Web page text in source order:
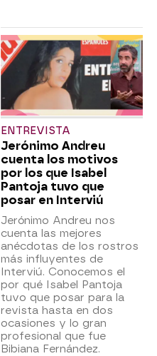
ENTREVISTA
Jerónimo Andreu
cuenta los motivos
por los que Isabel
Pantoja tuvo que
posar en Interviú
Jerónimo Andreu nos
cuenta las mejores
anécdotas de los rostros
más influyentes de
Interviú. Conocemos el
por qué Isabel Pantoja
tuvo que posar para la
revista hasta en dos
ocasiones y lo gran
profesional que fue
Bibiana Fernández.